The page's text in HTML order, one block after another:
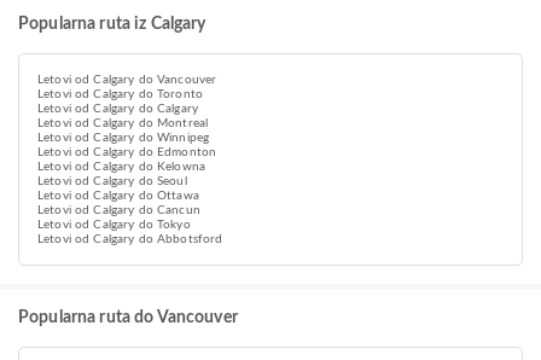
Popularna ruta iz Calgary
Letovi od Calgary do Vancouver
Letovi od Calgary do Toronto
Letovi od Calgary do Calgary
Letovi od Calgary do Montreal
Letovi od Calgary do Winnipeg
Letovi od Calgary do Edmonton
Letovi od Calgary do Kelowna
Letovi od Calgary do Seoul
Letovi od Calgary do Ottawa
Letovi od Calgary do Cancun
Letovi od Calgary do Tokyo
Letovi od Calgary do Abbotsford
Popularna ruta do Vancouver